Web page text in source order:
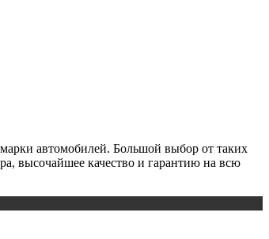
автомобилей. Большой выбор от таких
высочайшее качество и гарантию на всю